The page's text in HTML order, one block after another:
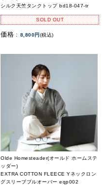
シルク天竺タンクトップ bd18-047-tr
SOLD OUT
価格 : 8,800円 (税込)
Olde Homesteader(オールド ホームステ
ッダー)
EXTRA COTTON FLEECE Yネックロン
グスリーブプルオーバー eqp002